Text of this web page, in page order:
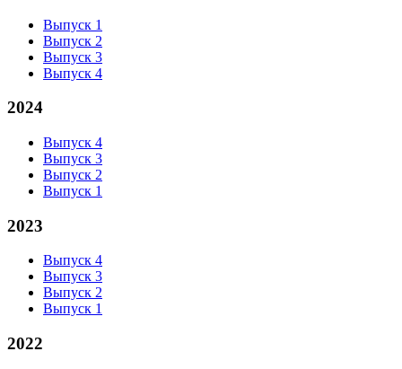
Выпуск 1
Выпуск 2
Выпуск 3
Выпуск 4
2024
Выпуск 4
Выпуск 3
Выпуск 2
Выпуск 1
2023
Выпуск 4
Выпуск 3
Выпуск 2
Выпуск 1
2022